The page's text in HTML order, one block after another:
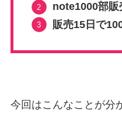
note1000部販
販売15日で
今回はこんなことが分